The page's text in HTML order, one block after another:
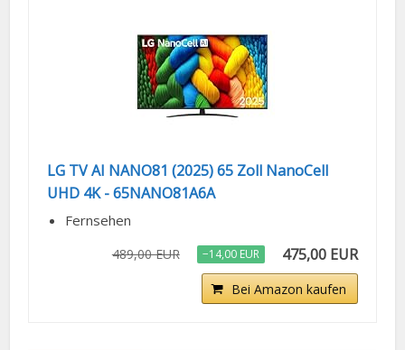
LG TV AI NANO81 (2025) 65 Zoll NanoCell
UHD 4K - 65NANO81A6A
Fernsehen
489,00 EUR −14,00 EUR 475,00 EUR
Bei Amazon kaufen